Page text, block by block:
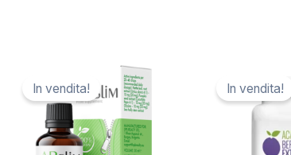
In vendita! In vendita!